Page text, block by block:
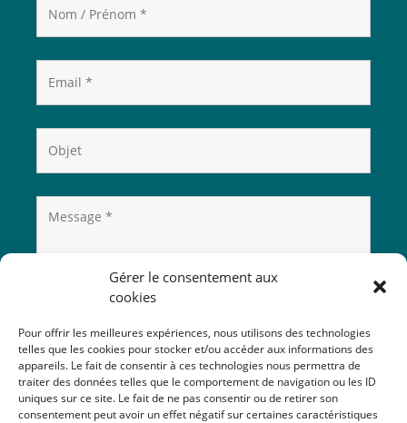
Gérer le consentement aux
cookies
Pour offrir les meilleures expériences, nous utilisons des technologies
telles que les cookies pour stocker et/ou accéder aux informations des
appareils. Le fait de consentir à ces technologies nous permettra de
traiter des données telles que le comportement de navigation ou les ID
uniques sur ce site. Le fait de ne pas consentir ou de retirer son
consentement peut avoir un effet négatif sur certaines caractéristiques